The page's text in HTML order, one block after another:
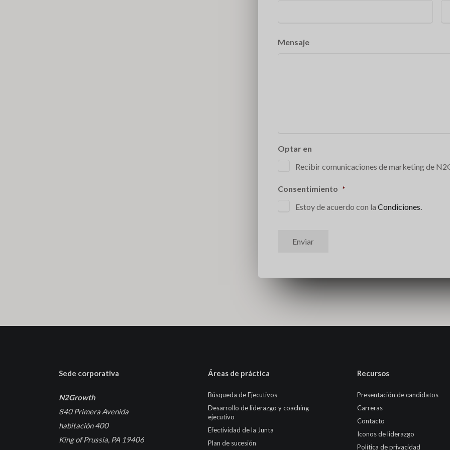
Mensaje
Optar en
Recibir comunicaciones de marketing de
Consentimiento *
Estoy de acuerdo con la Condiciones.
Enviar
Sede corporativa
N2Growth
840 Primera Avenida
habitación 400
King of Prussia, PA 19406
Áreas de práctica
Búsqueda de Ejecutivos
Desarrollo de liderazgo y coaching
ejecutivo
Efectividad de la Junta
Plan de sucesión
Recursos
Presentación de candidatos
Carreras
Contacto
Iconos de liderazgo
Política de privacidad